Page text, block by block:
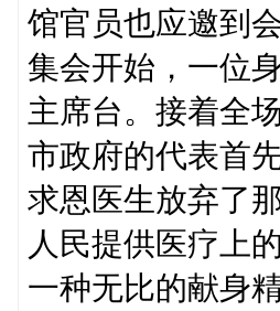
馆官员也应邀到会
集会开始，一位
主席台。接着全
市政府的代表首
求恩医生放弃了
人民提供医疗上
一种无比的献身